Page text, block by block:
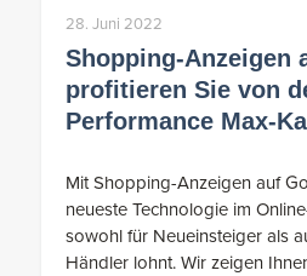
Shopping-Anzeigen
profitieren Sie von
Performance Max-
28. Juni 2022
Mit Shopping-Anzeigen auf
neueste Technologie im
sowohl für Neueinsteiger als
Händler lohnt. Wir zeigen